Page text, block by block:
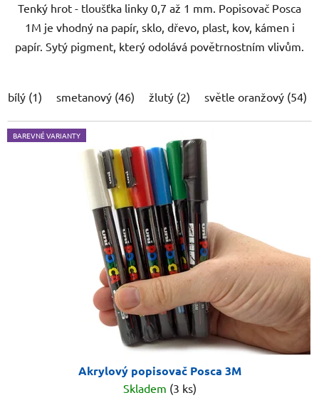
Tenký hrot - tloušťka linky 0,7 až 1 mm. Popisovač Posca
1M je vhodný na papír, sklo, dřevo, plast, kov, kámen i
papír. Sytý pigment, který odolává povětrnostním vlivům.
bílý (1) smetanový (46) žlutý (2) světle oranžový (54)
BAREVNÉ VARIANTY
Akrylový popisovač Posca 3M
Skladem (3 ks)